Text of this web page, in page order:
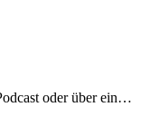
oder über ein…